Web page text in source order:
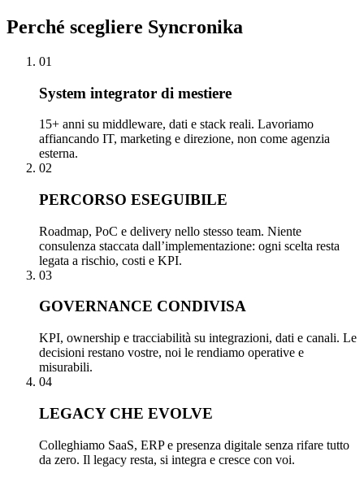
Perché scegliere Syncronika
01
System integrator di mestiere
15+ anni su middleware, dati e stack reali. Lavoriamo
affiancando IT, marketing e direzione, non come agenzia
esterna.
02
PERCORSO ESEGUIBILE
Roadmap, PoC e delivery nello stesso team. Niente
consulenza staccata dall’implementazione: ogni scelta resta
legata a rischio, costi e KPI.
03
GOVERNANCE CONDIVISA
KPI, ownership e tracciabilità su integrazioni, dati e canali. Le
decisioni restano vostre, noi le rendiamo operative e
misurabili.
04
LEGACY CHE EVOLVE
Colleghiamo SaaS, ERP e presenza digitale senza rifare tutto
da zero. Il legacy resta, si integra e cresce con voi.